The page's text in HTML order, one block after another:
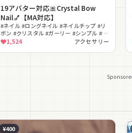
19アバター対応🎀Crystal Bow
Nail💅【MA対応】
#ネイル #ロングネイル #ネイルチップ #リ
ボン #クリスタル #ガーリー #シンプル #上
品 #MA対応
1,524 アクセサリー
¥400